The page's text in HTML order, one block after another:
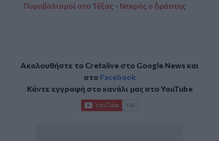
Πυροβολισμοί στο Τέξας - Νεκρός ο δράστης
Ακολουθήστε το Cretalive στο Google Newsκαι
στο Facebook
Κάντε εγγραφή στο κανάλι μας στοYouTube